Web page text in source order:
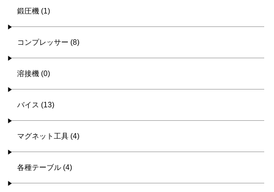
鍛圧機 (1)
コンプレッサー (8)
溶接機 (0)
バイス (13)
マグネット工具 (4)
各種テーブル (4)